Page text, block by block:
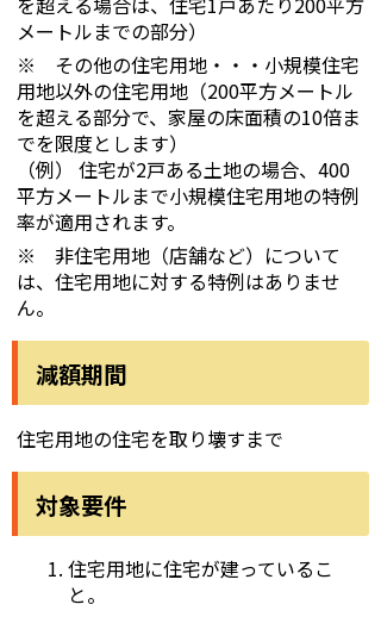
メートルまでの部分）
※ その他の住宅用地・・・小規模住宅
用地以外の住宅用地（200平方メートル
を超える部分で、家屋の床面積の10倍ま
でを限度とします）
（例） 住宅が2戸ある土地の場合、400
平方メートルまで小規模住宅用地の特例
率が適用されます。
※ 非住宅用地（店舗など）について
は、住宅用地に対する特例はありませ
ん。
減額期間
住宅用地の住宅を取り壊すまで
対象要件
住宅用地に住宅が建っているこ
と。